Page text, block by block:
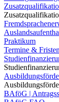
Praktikum
Termine & Fristen
BAföG |